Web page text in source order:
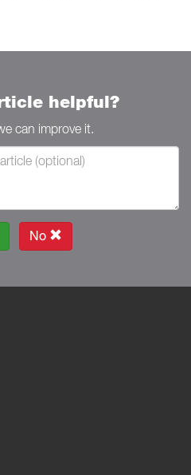
helpful?
can improve it.
No